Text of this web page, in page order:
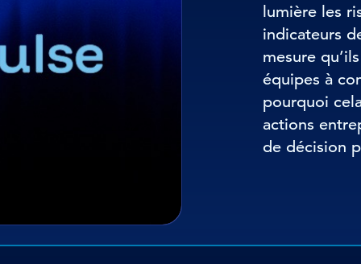
lumière les
indicateurs
mesure
équipes à
pourquoi
actions
de décision